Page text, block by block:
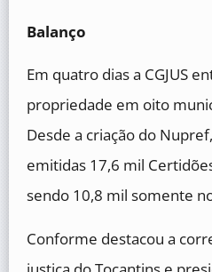
Balanço
Em quatro dias a CGJUS
propriedade em oito
Desde a criação do
emitidas 17,6 mil
sendo 10,8 mil somente
Conforme destacou a